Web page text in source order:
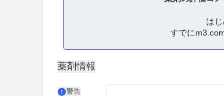
は
すでに
薬剤情報
警告